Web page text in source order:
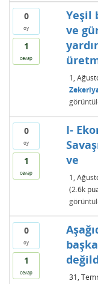
0
oy
1
cevap
Yeşil
ve
1,
0
oy
1
cevap
I-
ve
1,
(2.6k
0
oy
1
cevap 31,